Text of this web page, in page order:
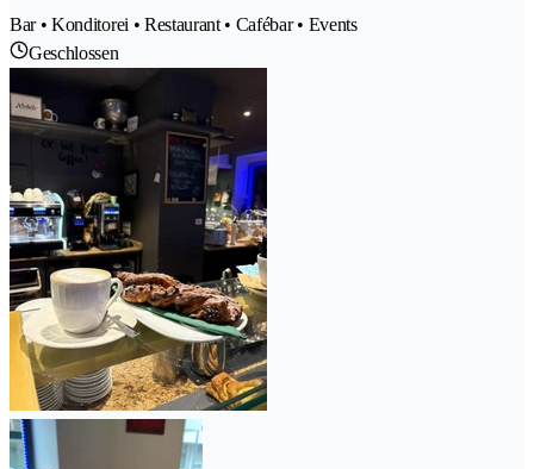
Bar • Konditorei • Restaurant • Cafébar • Events
Geschlossen